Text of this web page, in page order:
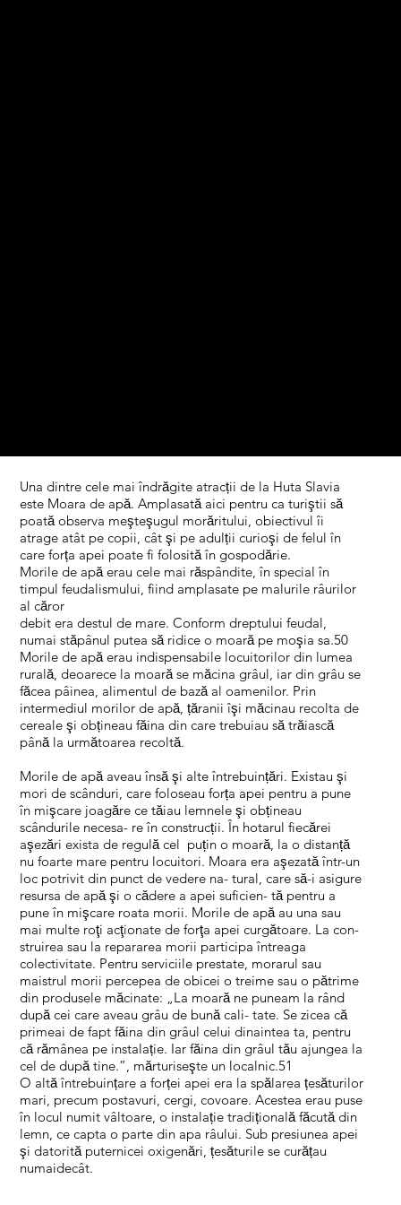
Una dintre cele mai îndrăgite atracții de la Huta Slavia
este Moara de apă. Amplasată aici pentru ca turiştii să
poată observa meşteşugul morăritului, obiectivul îi
atrage atât pe copii, cât şi pe adulții curioşi de felul în
care forța apei poate fi folosită în gospodărie.
Morile de apă erau cele mai răspândite, în special în
timpul feudalismului, fiind amplasate pe malurile râurilor
al căror
debit era destul de mare. Conform dreptului feudal,
numai stăpânul putea să ridice o moară pe moşia sa.50
Morile de apă erau indispensabile locuitorilor din lumea
rurală, deoarece la moară se măcina grâul, iar din grâu se
făcea pâinea, alimentul de bază al oamenilor. Prin
intermediul morilor de apă, țăranii îşi măcinau recolta de
cereale şi obțineau făina din care trebuiau să trăiască
până la următoarea recoltă.
Morile de apă aveau însă şi alte întrebuințări. Existau şi
mori de scânduri, care foloseau forța apei pentru a pune
în mişcare joagăre ce tăiau lemnele şi obțineau
scândurile necesa- re în construcții. În hotarul fiecărei
aşezări exista de regulă cel puțin o moară, la o distanță
nu foarte mare pentru locuitori. Moara era aşezată într-un
loc potrivit din punct de vedere na- tural, care să-i asigure
resursa de apă şi o cădere a apei suficien- tă pentru a
pune în mişcare roata morii. Morile de apă au una sau
mai multe roţi acţionate de forţa apei curgătoare. La con-
struirea sau la repararea morii participa întreaga
colectivitate. Pentru serviciile prestate, morarul sau
maistrul morii percepea de obicei o treime sau o pătrime
din produsele măcinate: „La moară ne puneam la rând
după cei care aveau grâu de bună cali- tate. Se zicea că
primeai de fapt făina din grâul celui dinaintea ta, pentru
că rămânea pe instalație. Iar făina din grâul tău ajungea la
cel de după tine.”, mărturiseşte un localnic.51
O altă întrebuințare a forței apei era la spălarea țesăturilor
mari, precum postavuri, cergi, covoare. Acestea erau puse
în locul numit vâltoare, o instalație tradițională făcută din
lemn, ce capta o parte din apa râului. Sub presiunea apei
şi datorită puternicei oxigenări, țesăturile se curățau
numaidecât.